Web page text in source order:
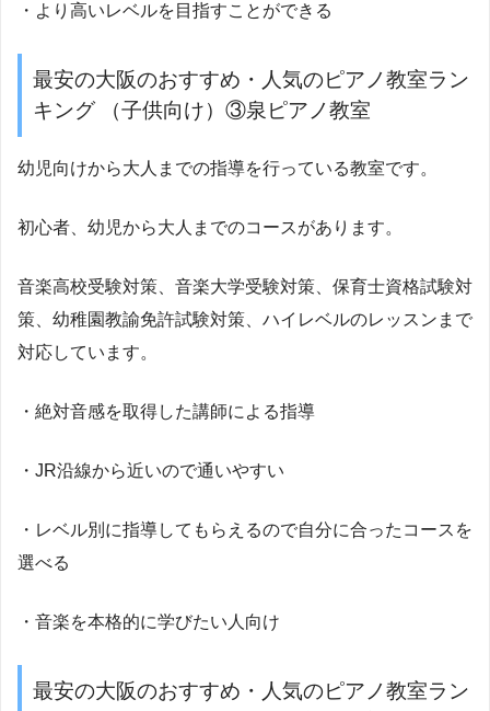
・より高いレベルを目指すことができる
最安の大阪のおすすめ・人気のピアノ教室ラン
キング （子供向け）③泉ピアノ教室
幼児向けから大人までの指導を行っている教室です。
初心者、幼児から大人までのコースがあります。
音楽高校受験対策、音楽大学受験対策、保育士資格試験対
策、幼稚園教諭免許試験対策、ハイレベルのレッスンまで
対応しています。
・絶対音感を取得した講師による指導
・JR沿線から近いので通いやすい
・レベル別に指導してもらえるので自分に合ったコースを
選べる
・音楽を本格的に学びたい人向け
最安の大阪のおすすめ・人気のピアノ教室ラン